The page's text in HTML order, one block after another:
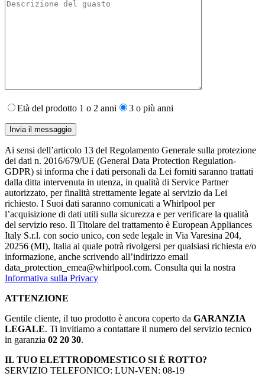
Età del prodotto 1 o 2 anni 3 o più anni
Ai sensi dell’articolo 13 del Regolamento Generale sulla protezione
dei dati n. 2016/679/UE (General Data Protection Regulation-
GDPR) si informa che i dati personali da Lei forniti saranno​ trattati
dalla ditta intervenuta in utenza,​ in qualità di Service Partner
autorizzato, per finalità strettamente legate al servizio da Lei
richiesto. I S​uoi dati saranno comunicati a Whirlpool per
l’acquisizione di dati utili sulla sicurezza e per verificare la qualità
del servizio reso. Il Titolare del trattamento è European Appliances
Italy S.r.l. con socio unico, con sede legale in Via Varesina 204,
20256 (MI), Italia al quale potrà rivolgersi per qualsiasi richiesta e/o
informazione, anche scrivendo all’indirizzo email
data_protection_emea@whirlpool.com. Consulta qui la nostra
Informativa sulla Privacy
ATTENZIONE
Gentile cliente, il tuo prodotto è ancora coperto da GARANZIA
LEGALE. Ti invitiamo a contattare il numero del servizio tecnico
in garanzia 02 20 30.
IL TUO ELETTRODOMESTICO SI È ROTTO?
SERVIZIO TELEFONICO: LUN-VEN: 08-19